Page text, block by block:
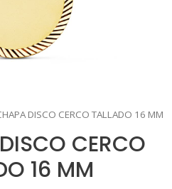
DISCO CERCO TALLADO 16 MM
CERCO
16 MM